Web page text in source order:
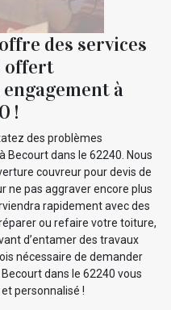
des services
offert
à
!
des problèmes
Becourt dans le 62240. Nous
couvreur pour devis de
ne pas aggraver encore plus
rapidement avec des
ou refaire votre toiture,
d’entamer des travaux
nécessaire de demander
dans le 62240 vous
personnalisé !